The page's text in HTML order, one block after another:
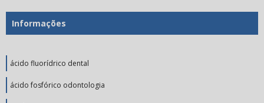
Informações
ácido fluorídrico dental
ácido fosfórico odontologia